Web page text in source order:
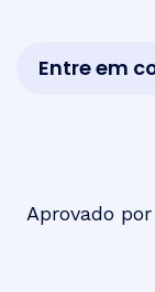
Entre em
Aprovado por